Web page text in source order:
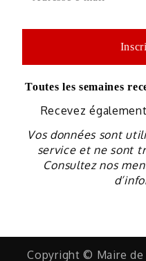
Toutes les semaines
Recevez
Vos données sont
service et ne sont
Consultez nos
Copyright © Maire